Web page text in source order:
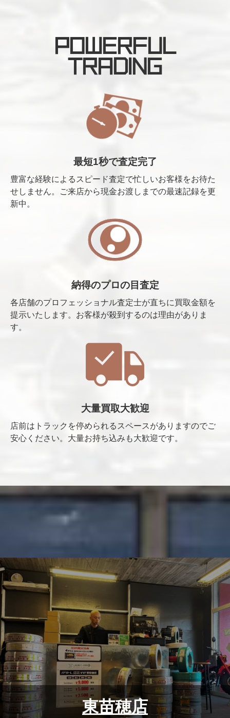
POWERFUL
TRADING
最短1秒で査定完了
豊富な経験によるスピード査定で忙しいお客様をお待た
せしません。ご来店から現金お渡しまでの最速記録を更
新中。
納得のプロの目査定
各店舗のプロフェッショナル査定士が直ちに買取金額を
提示いたします。お客様が殺到するのは理由がありま
す。
大量買取大歓迎
店前はトラックを停められるスペースがありますのでご
安心ください。大量お持ち込みも大歓迎です。
東苗穂店